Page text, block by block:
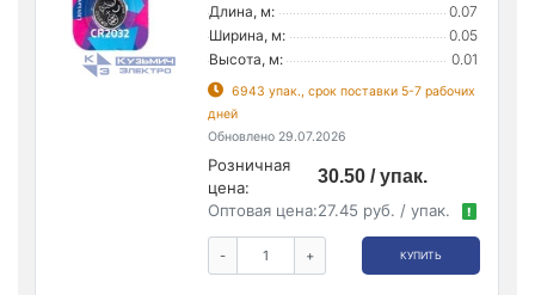
Длина, м:
0.07
Ширина, м:
0.05
Высота, м:
0.01
6943 упак., срок поставки 5-7 рабочих
дней
Обновлено 29.07.2026
Розничная
цена:
30.50 / упак.
Оптовая цена:27.45 руб. / упак. !
- + КУПИТЬ